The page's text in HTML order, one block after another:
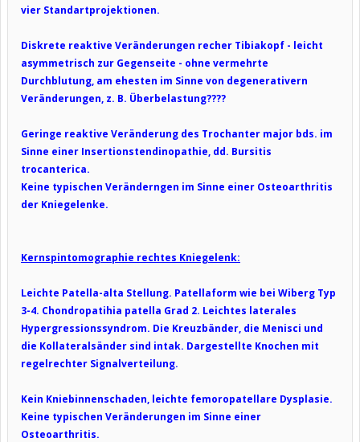
vier Standartprojektionen.
Diskrete reaktive Veränderungen recher Tibiakopf - leicht
asymmetrisch zur Gegenseite - ohne vermehrte
Durchblutung, am ehesten im Sinne von degenerativern
Veränderungen, z. B. Überbelastung????
Geringe reaktive Veränderung des Trochanter major bds. im
Sinne einer Insertionstendinopathie, dd. Bursitis
trocanterica.
Keine typischen Veränderngen im Sinne einer Osteoarthritis
der Kniegelenke.
Kernspintomographie rechtes Kniegelenk:
Leichte Patella-alta Stellung. Patellaform wie bei Wiberg Typ
3-4. Chondropatihia patella Grad 2. Leichtes laterales
Hypergressionssyndrom. Die Kreuzbänder, die Menisci und
die Kollateralsänder sind intak. Dargestellte Knochen mit
regelrechter Signalverteilung.
Kein Kniebinnenschaden, leichte femoropatellare Dysplasie.
Keine typischen Veränderungen im Sinne einer
Osteoarthritis.